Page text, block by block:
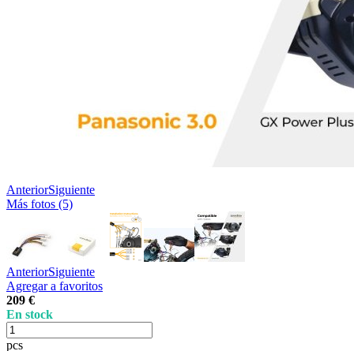
AnteriorSiguiente
Más fotos (5)
AnteriorSiguiente
Agregar a favoritos
209 €
En stock
pcs